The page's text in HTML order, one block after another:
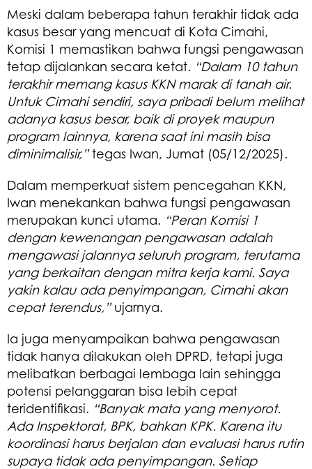
Meski dalam beberapa tahun terakhir tidak ada
kasus besar yang mencuat di Kota Cimahi,
Komisi 1 memastikan bahwa fungsi pengawasan
tetap dijalankan secara ketat. “Dalam 10 tahun
terakhir memang kasus KKN marak di tanah air.
Untuk Cimahi sendiri, saya pribadi belum melihat
adanya kasus besar, baik di proyek maupun
program lainnya, karena saat ini masih bisa
diminimalisir,”tegas Iwan, Jumat (05/12/2025).
Dalam memperkuat sistem pencegahan KKN,
Iwan menekankan bahwa fungsi pengawasan
merupakan kunci utama. “Peran Komisi 1
dengan kewenangan pengawasan adalah
mengawasi jalannya seluruh program, terutama
yang berkaitan dengan mitra kerja kami. Saya
yakin kalau ada penyimpangan, Cimahi akan
cepat terendus,”ujarnya.
Ia juga menyampaikan bahwa pengawasan
tidak hanya dilakukan oleh DPRD, tetapi juga
melibatkan berbagai lembaga lain sehingga
potensi pelanggaran bisa lebih cepat
teridentifikasi. “Banyak mata yang menyorot.
Ada Inspektorat, BPK, bahkan KPK. Karena itu
koordinasi harus berjalan dan evaluasi harus rutin
supaya tidak ada penyimpangan. Setiap